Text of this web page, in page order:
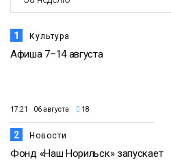
1 Культура
Афиша 7–14 августа
17:21 06 августа 18
2 Новости
Фонд «Наш Норильск» запускает